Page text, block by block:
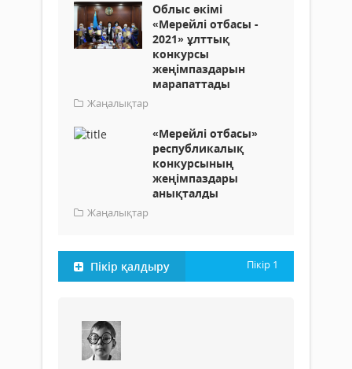
Облыс әкімі
«Мерейлі отбасы -
2021» ұлттық
конкурсы
жеңімпаздарын
марапаттады
Жаңалықтар
«Мерейлi отбасы»
республикалық
конкурсының
жеңімпаздары
анықталды
Жаңалықтар
Пікір қалдыру Пікір 1